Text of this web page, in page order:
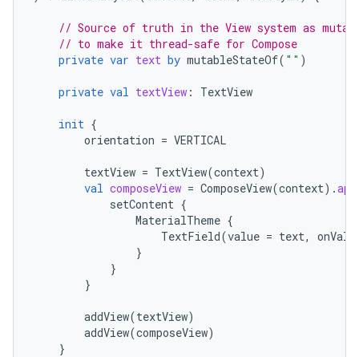
// Source of truth in the View system as
// to make it thread-safe for Compose
private var text by mutableStateOf( "" )
private val textView : TextView
init {
orientation = VERTICAL
textView = TextView(context)
val composeView = ComposeView(context).
setContent {
MaterialTheme {
TextField(value = text,
}
}
}
addView(textView)
addView(composeView)
}